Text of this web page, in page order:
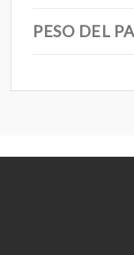
PESO DEL